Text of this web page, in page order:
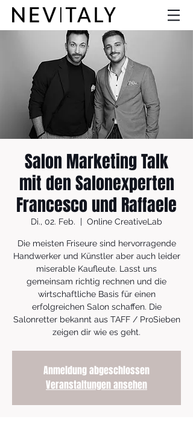
Salon Marketing Talk
mit den Salonexperten
Francesco und Raffaele
Di., 02. Feb.
  |
Online CreativeLab
Die meisten Friseure sind hervorragende
Handwerker und Künstler aber auch leider
miserable Kaufleute. Lasst uns
gemeinsam richtig rechnen und die
wirtschaftliche Basis für einen
erfolgreichen Salon schaffen. Die
Salonretter bekannt aus TAFF / ProSieben
zeigen dir wie es geht.
Anmeldung abgeschlossen
Veranstaltungen ansehen